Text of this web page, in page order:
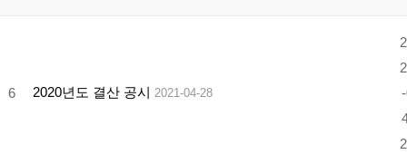
6 2020년도 결산 공시 2021-04-28